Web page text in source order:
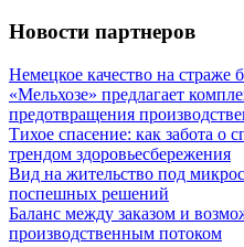
Новости партнеров
Немецкое качество на страже
«Мельхозе» предлагает
предотвращения
Тихое спасение: как забота о
трендом здоровьесбережения
Вид на жительство под
поспешных решений
Баланс между заказом и
производственным потоком